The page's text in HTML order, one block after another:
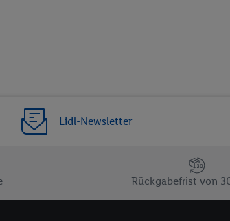
Lidl-Newsletter
Rückgabefrist von
auch zur Speicherdauer der Daten und zu Ihrem
finden Sie in unseren
und Funktionen im Rahmen des Einsatzes des IAB
und Aufdeckung von Betrug und Fehlerbehebung,